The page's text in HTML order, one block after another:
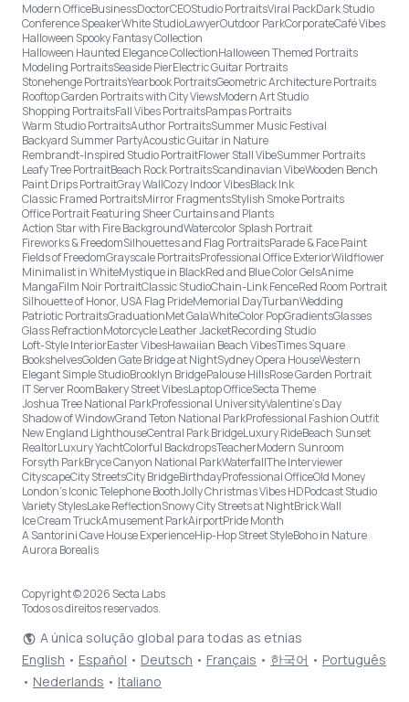
Modern OfficeBusinessDoctorCEOStudio PortraitsViral PackDark Studio
Conference SpeakerWhite StudioLawyerOutdoor ParkCorporateCafé Vibes
Halloween Spooky Fantasy Collection
Halloween Haunted Elegance CollectionHalloween Themed Portraits
Modeling PortraitsSeaside PierElectric Guitar Portraits
Stonehenge PortraitsYearbook PortraitsGeometric Architecture Portraits
Rooftop Garden Portraits with City ViewsModern Art Studio
Shopping PortraitsFall Vibes PortraitsPampas Portraits
Warm Studio PortraitsAuthor PortraitsSummer Music Festival
Backyard Summer PartyAcoustic Guitar in Nature
Rembrandt-Inspired Studio PortraitFlower Stall VibeSummer Portraits
Leafy Tree PortraitBeach Rock PortraitsScandinavian VibeWooden Bench
Paint Drips PortraitGray WallCozy Indoor VibesBlack Ink
Classic Framed PortraitsMirror FragmentsStylish Smoke Portraits
Office Portrait Featuring Sheer Curtains and Plants
Action Star with Fire BackgroundWatercolor Splash Portrait
Fireworks & FreedomSilhouettes and Flag PortraitsParade & Face Paint
Fields of FreedomGrayscale PortraitsProfessional Office ExteriorWildflower
Minimalist in WhiteMystique in BlackRed and Blue Color GelsAnime
MangaFilm Noir PortraitClassic StudioChain-Link FenceRed Room Portrait
Silhouette of Honor, USA Flag PrideMemorial DayTurbanWedding
Patriotic PortraitsGraduationMet GalaWhiteColor PopGradientsGlasses
Glass RefractionMotorcycle Leather JacketRecording Studio
Loft-Style InteriorEaster VibesHawaiian Beach VibesTimes Square
BookshelvesGolden Gate Bridge at NightSydney Opera HouseWestern
Elegant Simple StudioBrooklyn BridgePalouse HillsRose Garden Portrait
IT Server RoomBakery Street VibesLaptop OfficeSecta Theme
Joshua Tree National ParkProfessional UniversityValentine's Day
Shadow of WindowGrand Teton National ParkProfessional Fashion Outfit
New England LighthouseCentral Park BridgeLuxury RideBeach Sunset
RealtorLuxury YachtColorful BackdropsTeacherModern Sunroom
Forsyth ParkBryce Canyon National ParkWaterfallThe Interviewer
CityscapeCity StreetsCity BridgeBirthdayProfessional OfficeOld Money
London’s Iconic Telephone BoothJolly Christmas Vibes HDPodcast Studio
Variety StylesLake ReflectionSnowy City Streets at NightBrick Wall
Ice Cream TruckAmusement ParkAirportPride Month
A Santorini Cave House ExperienceHip-Hop Street StyleBoho in Nature
Aurora Borealis
Copyright © 2026 Secta Labs
Todos os direitos reservados.
A única solução global para todas as etnias
English • Español • Deutsch • Français • 한국어 • Português
• Nederlands • Italiano